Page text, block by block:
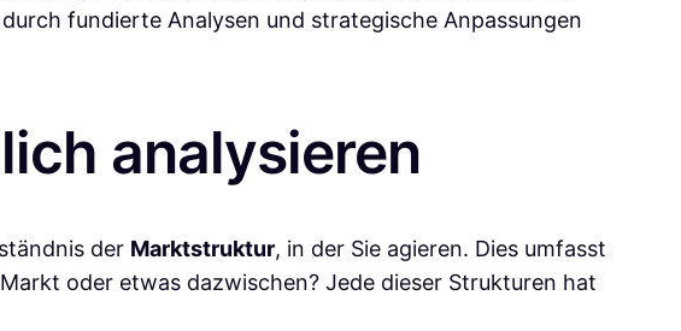
fundierte Analysen und strategische Anpassungen
analysieren
der Marktstruktur, in der Sie agieren. Dies umfasst
oder etwas dazwischen? Jede dieser Strukturen hat